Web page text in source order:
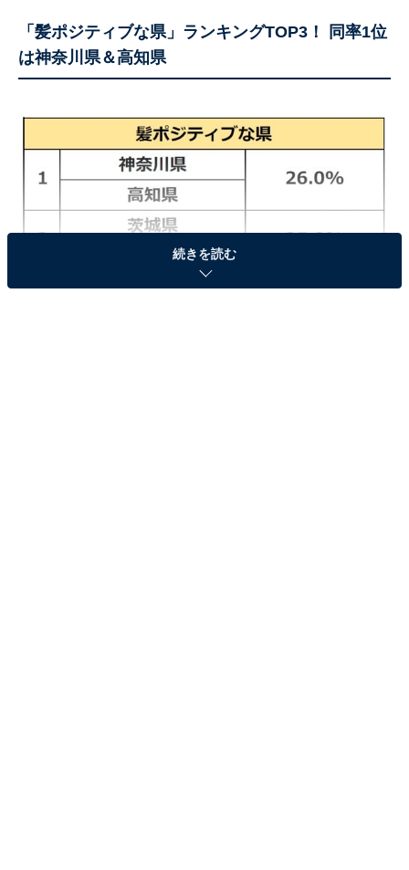
「髪ポジティブな県」ランキングTOP3！ 同率1位
は神奈川県＆高知県
続きを読む